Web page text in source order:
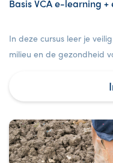
Basis VCA e-
In deze cursus leer je
milieu en de gezondheid